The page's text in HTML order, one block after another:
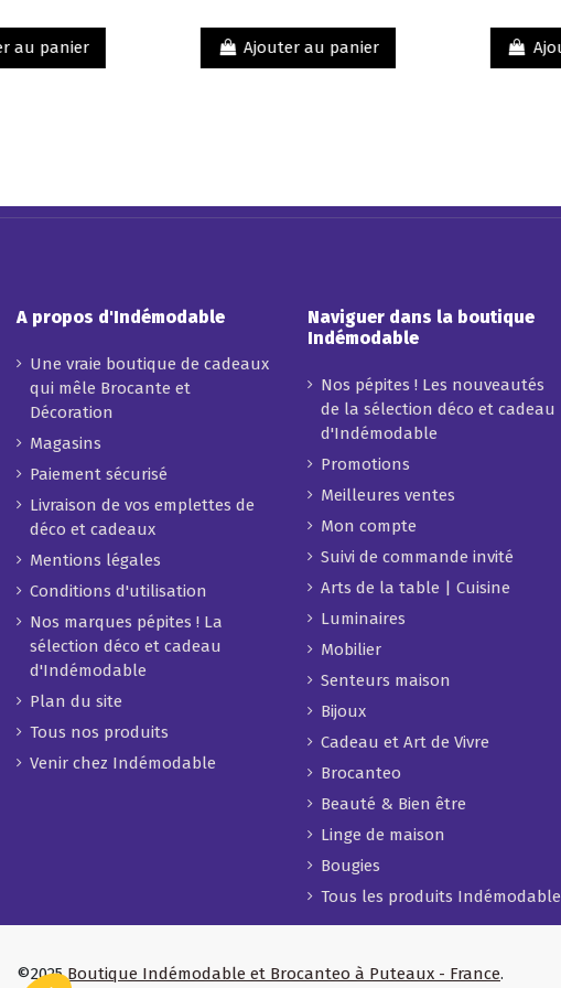
Ajouter au panier
intérieurAjouter au panier
A propos d'Indémodable
Une vraie boutique de cadeaux
qui mêle Brocante et
Décoration
Magasins
Paiement sécurisé
Livraison de vos emplettes de
déco et cadeaux
Mentions légales
Conditions d'utilisation
Nos marques pépites ! La
sélection déco et cadeau
d'Indémodable
Plan du site
Tous nos produits
Venir chez Indémodable
Naviguer dans la boutique
Indémodable
Nos pépites ! Les nouveautés
de la sélection déco et cadeau
d'Indémodable
Promotions
Meilleures ventes
Mon compte
Suivi de commande invité
Arts de la table | Cuisine
Luminaires
Mobilier
Senteurs maison
Bijoux
Cadeau et Art de Vivre
Brocanteo
Beauté & Bien être
Linge de maison
Bougies
Tous les produits Indémodable
©2025Boutique Indémodable et Brocanteo à Puteaux - France.